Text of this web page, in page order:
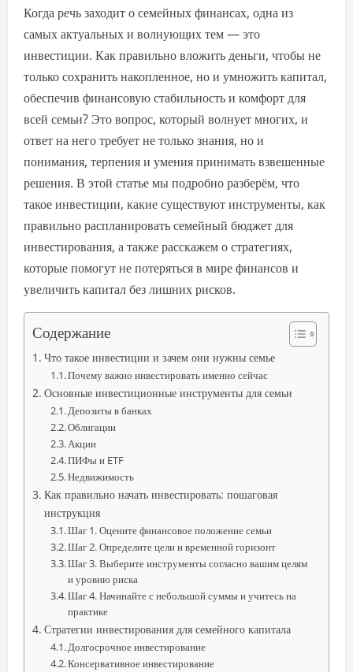
Когда речь заходит о семейных финансах, одна из
самых актуальных и волнующих тем — это
инвестиции. Как правильно вложить деньги, чтобы не
только сохранить накопленное, но и умножить капитал,
обеспечив финансовую стабильность и комфорт для
всей семьи? Это вопрос, который волнует многих, и
ответ на него требует не только знания, но и
понимания, терпения и умения принимать взвешенные
решения. В этой статье мы подробно разберём, что
такое инвестиции, какие существуют инструменты, как
правильно распланировать семейный бюджет для
инвестирования, а также расскажем о стратегиях,
которые помогут не потеряться в мире финансов и
увеличить капитал без лишних рисков.
Содержание
Что такое инвестиции и зачем они нужны семье
Почему важно инвестировать именно сейчас
Основные инвестиционные инструменты для семьи
Депозиты в банках
Облигации
Акции
ПИФы и ETF
Недвижимость
Как правильно начать инвестировать: пошаговая
инструкция
Шаг 1. Оцените финансовое положение семьи
Шаг 2. Определите цели и временной горизонт
Шаг 3. Выберите инструменты согласно вашим целям
и уровню риска
Шаг 4. Начинайте с небольшой суммы и учитесь на
практике
Стратегии инвестирования для семейного капитала
Долгосрочное инвестирование
Консервативное инвестирование